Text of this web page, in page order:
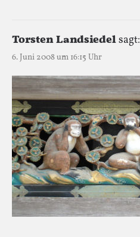
Torsten Landsiedelsagt:
6. Juni 2008 um 16:15 Uhr